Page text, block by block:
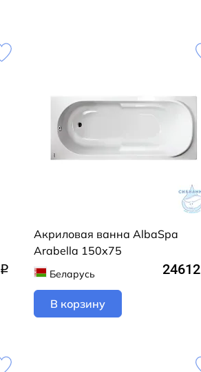
q
Акриловая ванна AlbaSpa
Arabella 150х75
Беларусь 24612
В корзину